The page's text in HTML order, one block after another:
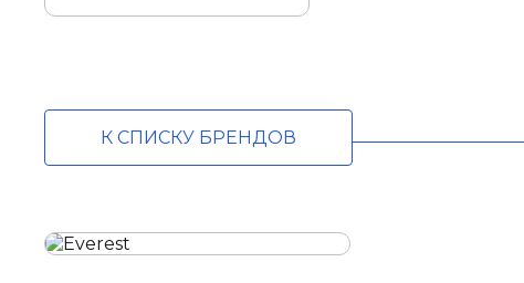
К СПИСКУ БРЕНДОВ